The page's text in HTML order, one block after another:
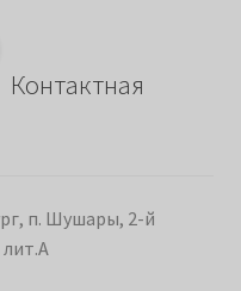
Контактная
п. Шушары, 2-й